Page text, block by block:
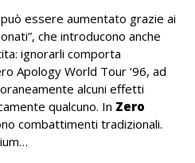
essere aumentato grazie ai
che introducono anche
ignorarli comporta
Apology World Tour ‘96, ad
alcuni effetti
qualcuno. In Zero
combattimenti tradizionali.